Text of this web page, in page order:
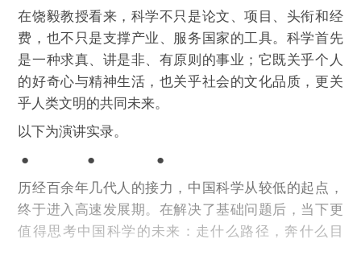
在饶毅教授看来，科学不只是论文、项目、头衔和经
费，也不只是支撑产业、服务国家的工具。科学首先
是一种求真、讲是非、有原则的事业；它既关乎个人
的好奇心与精神生活，也关乎社会的文化品质，更关
乎人类文明的共同未来。
以下为演讲实录。
●
●
●
历经百余年几代人的接力，中国科学从较低的起点，
终于进入高速发展期。在解决了基础问题后，当下更
值得思考中国科学的未来：走什么路径，奔什么目